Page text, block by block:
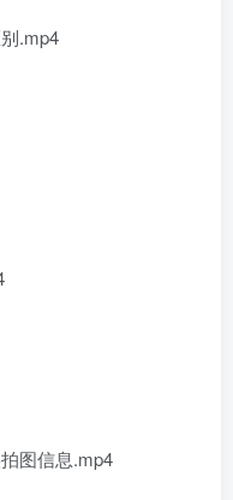
.mp4
图信息.mp4